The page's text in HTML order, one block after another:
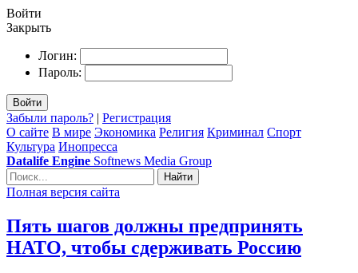
Войти
Закрыть
Логин:
Пароль:
Войти
Забыли пароль? | Регистрация
О сайте В мире Экономика Религия Криминал Спорт
Культура Инопресса
Datalife Engine Softnews Media Group
Найти
Полная версия сайта
Пять шагов должны предпринять
НАТО, чтобы сдерживать Россию